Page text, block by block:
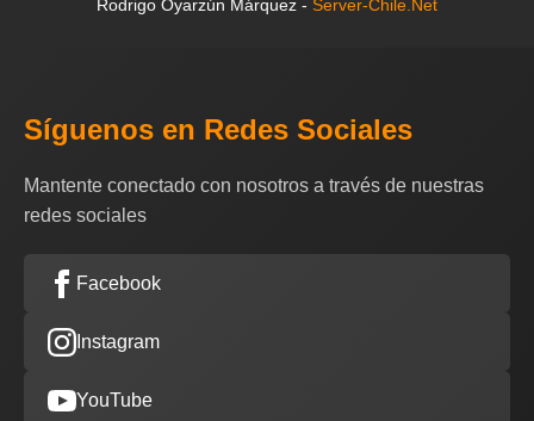
Rodrigo Oyarzún Márquez - Server-Chile.Net
Síguenos en Redes Sociales
Mantente conectado con nosotros a través de nuestras
redes sociales
Facebook
Instagram
YouTube